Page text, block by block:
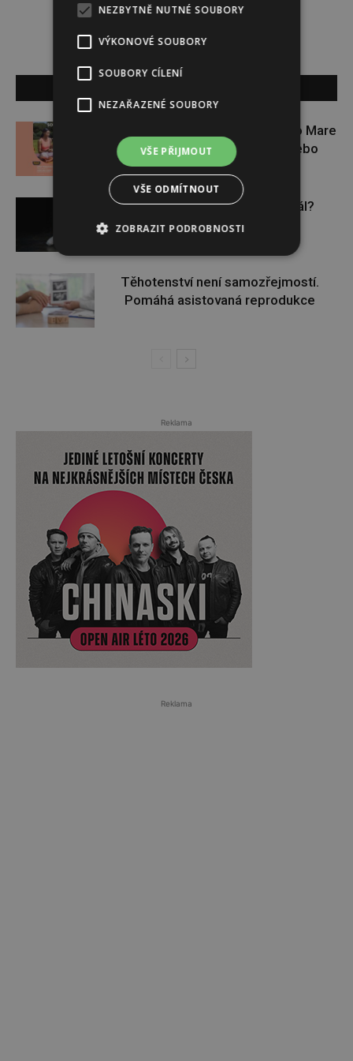
Zapojte se do letní soutěže s Rio Mare
a vyhrajte iWatch Series 11 nebo
jógamatku
Budou se vraždit malé děti dál?
Těhotenství není samozřejmostí.
Pomáhá asistovaná reprodukce
Reklama
Reklama
NEZBYTNĚ NUTNÉ SOUBORY
VÝKONOVÉ SOUBORY
SOUBORY CÍLENÍ
NEZAŘAZENÉ SOUBORY
VŠE PŘIJMOUT
VŠE ODMÍTNOUT
ZOBRAZIT PODROBNOSTI